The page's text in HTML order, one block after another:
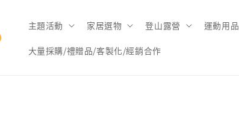
主題活動 家居選物 登山露營 運動用品
大量採購/禮贈品/客製化/經銷合作